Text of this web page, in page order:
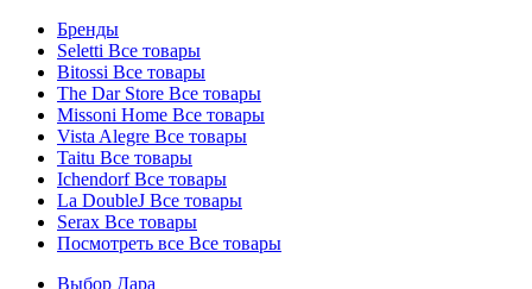
Бренды
Seletti Все товары
Bitossi Все товары
The Dar Store Все товары
Missoni Home Все товары
Vista Alegre Все товары
Taitu Все товары
IchendorfВсе товары
La DoubleJ Все товары
Serax Все товары
Посмотреть все Все товары
Выбор Дара